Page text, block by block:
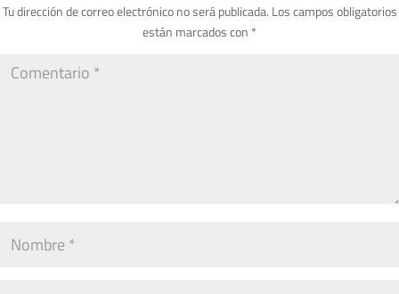
Tu dirección de correo electrónico no será publicada. Los campos obligatorios
están marcados con *